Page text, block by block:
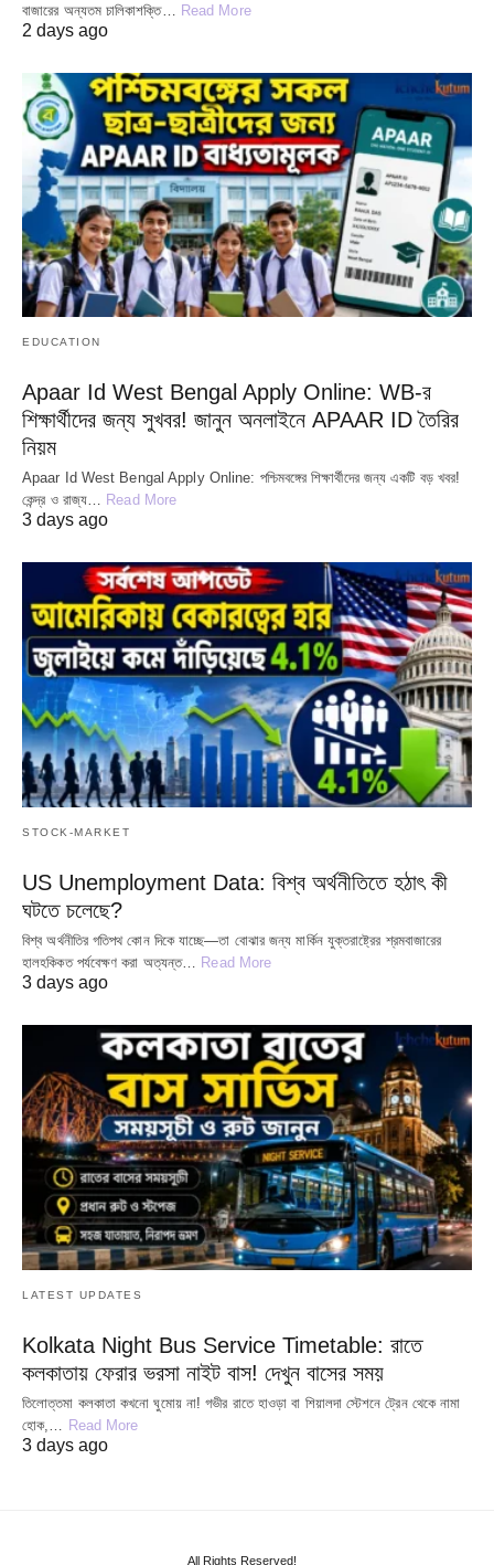
বাজারের অন্যতম চালিকাশক্তি… Read More
2 days ago
EDUCATION
Apaar Id West Bengal Apply Online: WB-র
শিক্ষার্থীদের জন্য সুখবর! জানুন অনলাইনে APAAR ID তৈরির
নিয়ম
Apaar Id West Bengal Apply Online: পশ্চিমবঙ্গের শিক্ষার্থীদের জন্য একটি বড় খবর!
কেন্দ্র ও রাজ্য… Read More
3 days ago
STOCK-MARKET
US Unemployment Data: বিশ্ব অর্থনীতিতে হঠাৎ কী
ঘটতে চলেছে?
বিশ্ব অর্থনীতির গতিপথ কোন দিকে যাচ্ছে—তা বোঝার জন্য মার্কিন যুক্তরাষ্ট্রের শ্রমবাজারের
হালহকিকত পর্যবেক্ষণ করা অত্যন্ত…
Read More
3 days ago
LATEST UPDATES
Kolkata Night Bus Service Timetable: রাতে
কলকাতায় ফেরার ভরসা নাইট বাস! দেখুন বাসের সময়
তিলোত্তমা কলকাতা কখনো ঘুমোয় না! গভীর রাতে হাওড়া বা শিয়ালদা স্টেশনে ট্রেন থেকে নামা
হোক,… Read More
3 days ago
All Rights Reserved!